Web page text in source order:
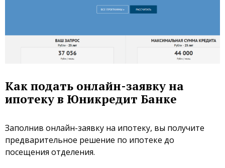
Как подать онлайн-заявку на
ипотеку в Юникредит Банке
Заполнив онлайн-заявку на ипотеку, вы получите
предварительное решение по ипотеке до
посещения отделения.